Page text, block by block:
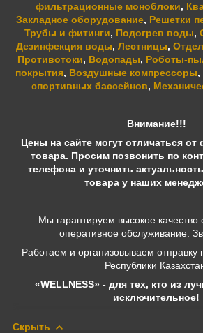
фильтрационные моноблоки,
Закладное оборудование, Решетки
Трубы и фитинги, Подогрев воды,
Дезинфекция воды, Лестницы,
Противотоки, Водопады, Роботы-
покрытия, Воздушные компрессоры,
спортивных бассейнов,
Внимание!!!
Цены на сайте могут отличаться от
товара. Просим позвонить по
телефона и уточнить
товара у наших
Мы гарантируем высокое качество
оперативное обслуживание.
Работаем и организовываем отправку
Республики
«WELLNESS» - для тех, кто из
исключительное!
Скрыть